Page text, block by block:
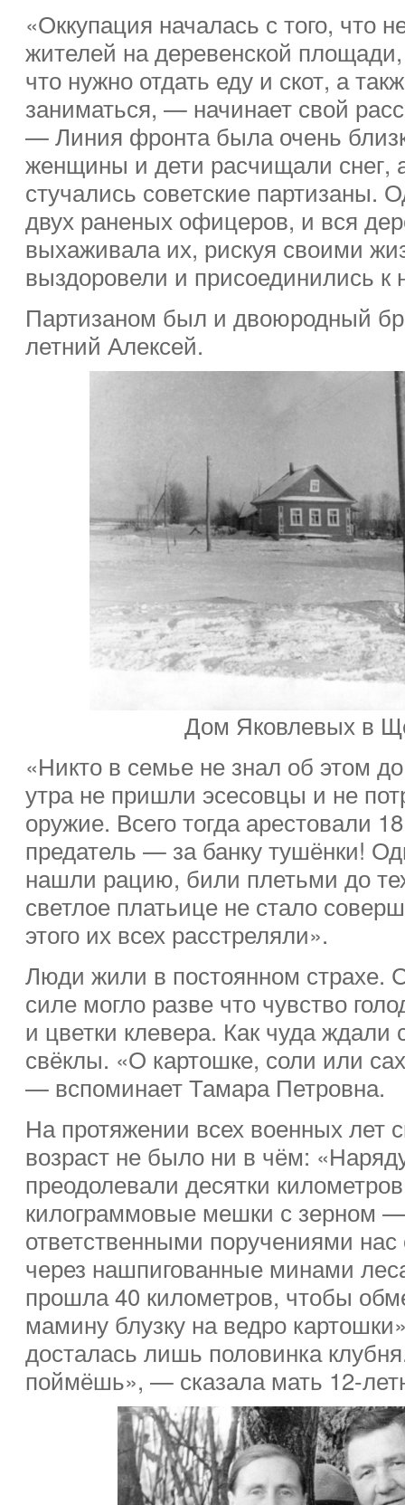
«Оккупация началась с того, что
жителей на деревенской
что нужно отдать еду и скот, а
заниматься, — начинает свой
— Линия фронта была очень
женщины и дети расчищали снег,
стучались советские партизаны.
двух раненых офицеров, и вся
выхаживала их, рискуя своими
выздоровели и присоединились
Партизаном был и двоюродный
летний Алексей.
Дом Яковлевых в
«Никто в семье не знал об этом
утра не пришли эсесовцы и не
оружие. Всего тогда арестовали
предатель — за банку тушёнки!
нашли рацию, били плетьми до
светлое платьице не стало
этого их всех расстреляли».
Люди жили в постоянном страхе.
силе могло разве что чувство
и цветки клевера. Как чуда ждали
свёклы. «О картошке, соли или
— вспоминает Тамара Петровна.
На протяжении всех военных лет
возраст не было ни в чём:
преодолевали десятки
килограммовые мешки с зерном
ответственными поручениями
через нашпигованные минами
прошла 40 километров, чтобы
мамину блузку на ведро
досталась лишь половинка
поймёшь», — сказала мать 12-